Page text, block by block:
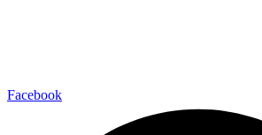
Facebook